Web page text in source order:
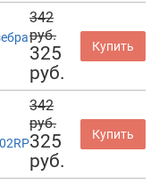
342
руб.
325
руб.
Купить
342
руб.
325
руб.
Купить